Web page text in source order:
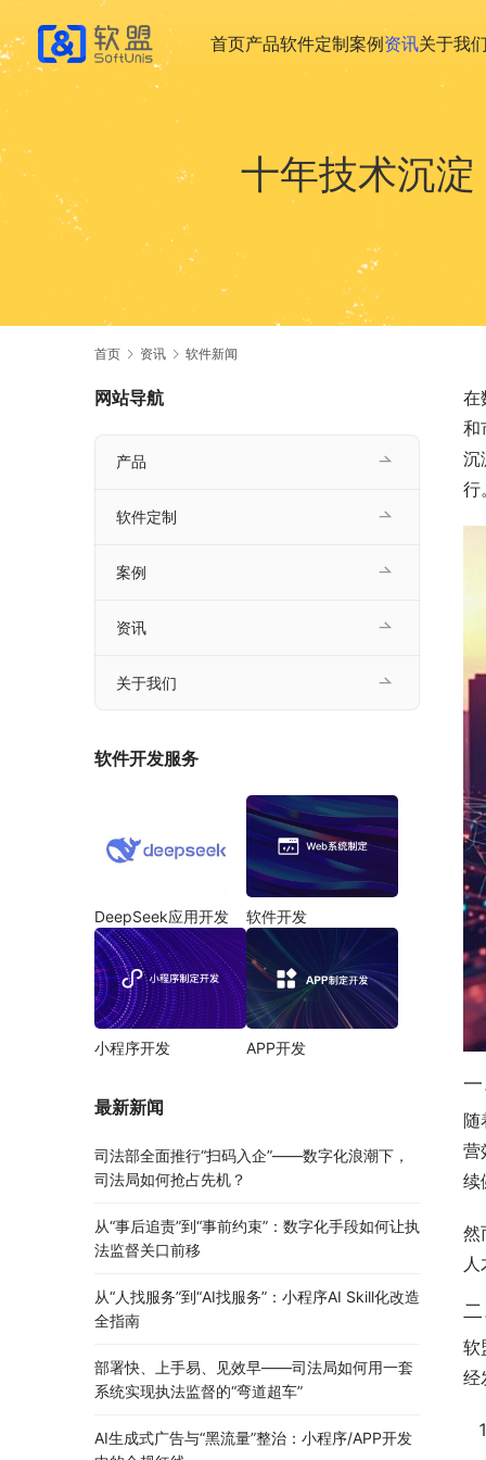
首页产品软件定制案例资讯关于我
十年技术沉
首页 资讯 软件新闻
在
和
沉
行
随
营
续
然
软
经
网站导航
产品
软件定制
案例
资讯
关于我们
软件开发服务
DeepSeek应用开发 软件开发
小程序开发 APP开发
最新新闻
司法部全面推行“扫码入企”——数字化浪潮下，
司法局如何抢占先机？
从“事后追责”到“事前约束”：数字化手段如何让执
法监督关口前移
从“人找服务”到“AI找服务”：小程序AI Skill化改造
全指南
部署快、上手易、见效早——司法局如何用一套
系统实现执法监督的“弯道超车”
AI生成式广告与“黑流量”整治：小程序/APP开发